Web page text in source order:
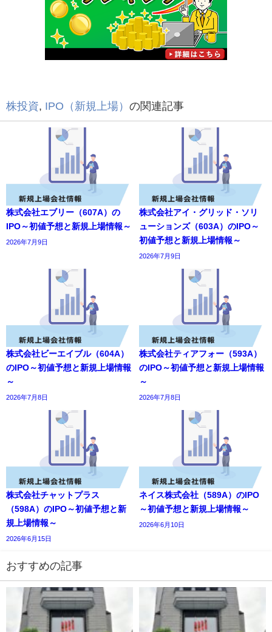
株投資, IPO（新規上場） の関連記事
株式会社エブリー（607A）の
IPO～初値予想と新規上場情報～
2026年7月9日
株式会社アイ・グリッド・ソリ
ューションズ（603A）のIPO～
初値予想と新規上場情報～
2026年7月9日
株式会社ビーエイブル（604A）
のIPO～初値予想と新規上場情報
～
2026年7月8日
株式会社ティアフォー（593A）
のIPO～初値予想と新規上場情報
～
2026年7月8日
株式会社チャットプラス
（598A）のIPO～初値予想と新
規上場情報～
2026年6月15日
ネイス株式会社（589A）のIPO
～初値予想と新規上場情報～
2026年6月10日
おすすめの記事